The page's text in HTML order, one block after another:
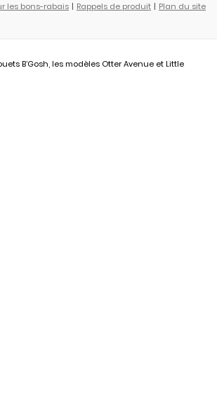
les bons-rabais Rappels de produit Plan du site
B’Gosh, les modèles Otter Avenue et Little